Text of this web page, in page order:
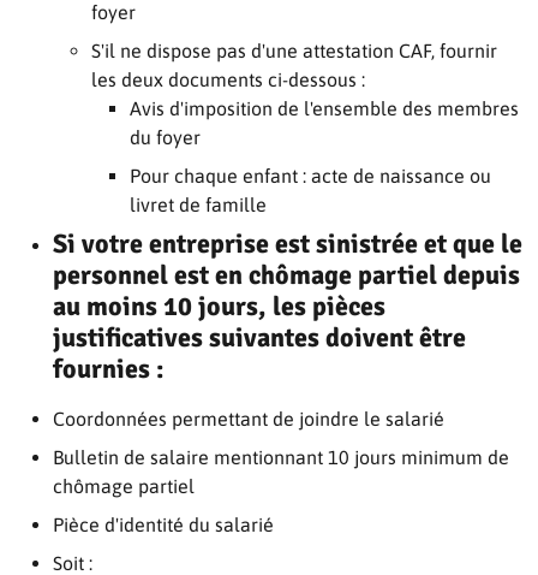
foyer
S'il ne dispose pas d'une attestation CAF, fournir
les deux documents ci-dessous :
Avis d'imposition de l'ensemble des membres
du foyer
Pour chaque enfant : acte de naissance ou
livret de famille
Si votre entreprise est sinistrée et que le
personnel est en chômage partiel depuis
au moins 10 jours, les pièces
justificatives suivantes doivent être
fournies :
Coordonnées permettant de joindre le salarié
Bulletin de salaire mentionnant 10 jours minimum de
chômage partiel
Pièce d'identité du salarié
Soit :